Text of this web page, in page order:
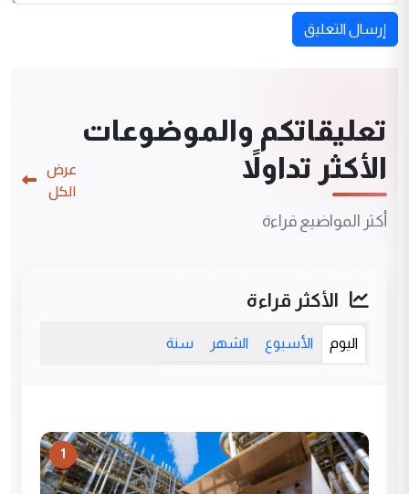
إرسال التعليق
تعليقاتكم والموضوعات
الأكثر تداولاً
أكثر المواضيع قراءة
عرض
الكل
الأكثر قراءة
اليوم الأسبوع الشهر سنة
1